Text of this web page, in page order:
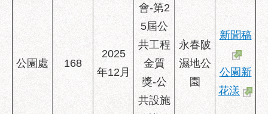
公園處 168
2025
年12月
會-第2
5屆公
共工程
金質
獎-公
共設施
永春陂
濕地公
園
新聞稿
公園新
花漾